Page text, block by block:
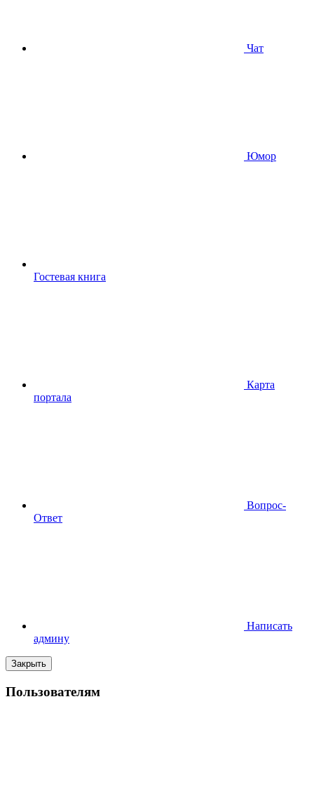
Чат
Юмор
Гостевая книга
Карта
портала
Вопрос-
Ответ
Написать
админу
Закрыть
Пользователям